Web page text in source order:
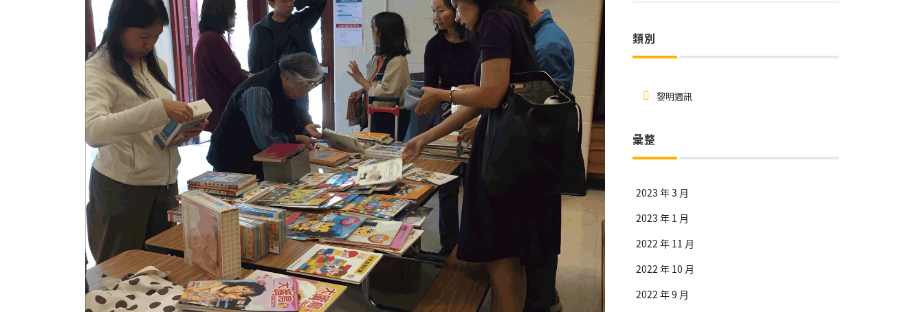
類別
黎明週訊
彙整
2023 年 3 月
2023 年 1 月
2022 年 11 月
2022 年 10 月
2022 年 9 月